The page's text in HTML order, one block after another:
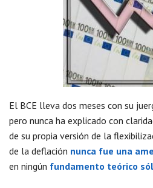
El BCE lleva dos meses con su
pero nunca ha explicado con
de su propia versión de la
de la deflación nunca fue una
en ningún fundamento teórico